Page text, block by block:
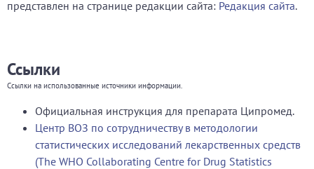
представлен на странице редакции сайта: Редакция сайта.
Ссылки
Ссылки на использованные источники информации.
Официальная инструкция для препарата Ципромед.
Центр ВОЗ по сотрудничеству в методологии
статистических исследований лекарственных средств
(The WHO Collaborating Centre for Drug Statistics